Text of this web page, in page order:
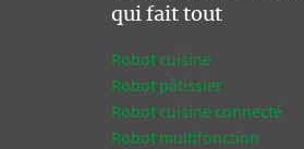
qui fait tout
Robot cuisine
Robot pâtissier
Robot cuisine connecté
Robot multifonction